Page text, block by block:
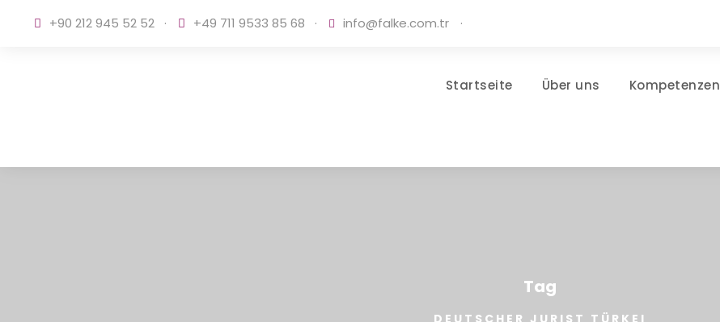
+90 212 945 52 52 · +49 711 9533 85 68 · info@falke.com.tr ·
Startseite Über uns Kompetenzen
Tag
DEUTSCHER JURIST TÜRKEI